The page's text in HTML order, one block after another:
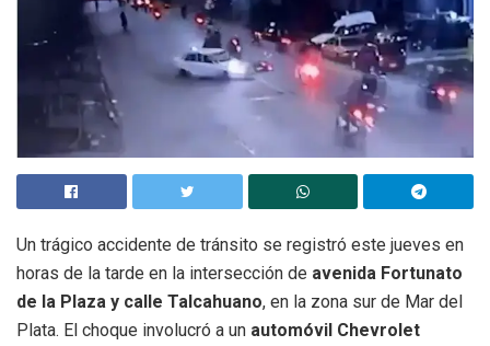
Un trágico accidente de tránsito se registró este jueves en
horas de la tarde en la intersección de avenida Fortunato
de la Plaza y calle Talcahuano, en la zona sur de Mar del
Plata. El choque involucró a un automóvil Chevrolet